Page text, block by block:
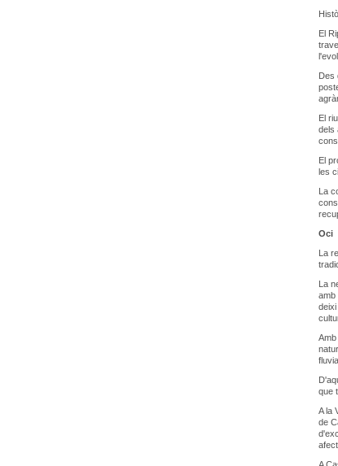
El
Des
El
dels
El
les
La
Oci
La
La
amb
que
A la
de